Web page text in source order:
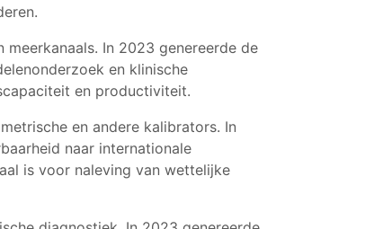
In 2023 genereerde de
en klinische
en productiviteit.
en andere kalibrators. In
naar internationale
is voor naleving van wettelijke